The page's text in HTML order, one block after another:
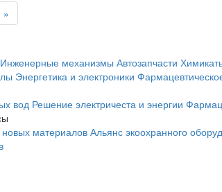
»
Инженерные механизмы Автозапчасти
Энергетика и электроники
вод Решение электричеста и энергии
материалов Альянс экоохранного